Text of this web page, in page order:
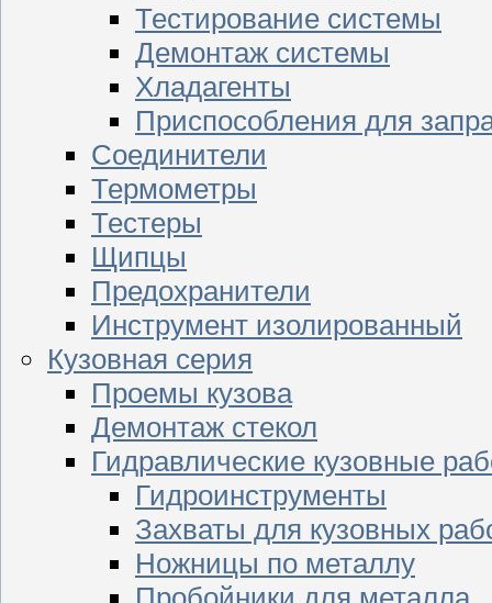
Тестирование системы
Демонтаж системы
Хладагенты
Приспособления для
Соединители
Термометры
Тестеры
Щипцы
Предохранители
Инструмент изолированный
Кузовная серия
Проемы кузова
Демонтаж стекол
Гидравлические кузовные
Гидроинструменты
Захваты для кузовных
Ножницы по металлу